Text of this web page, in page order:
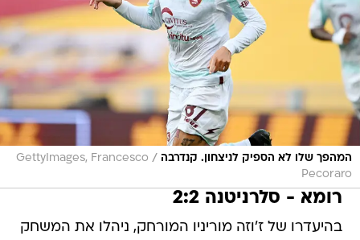
המהפך שלו לא הספיק לניצחון. קנדרבה /
GettyImages, Francesco
Pecoraro
רומא - סלרניטנה 2:2
בהיעדרו של ז'וזה מוריניו המורחק, ניהלו את המשחק